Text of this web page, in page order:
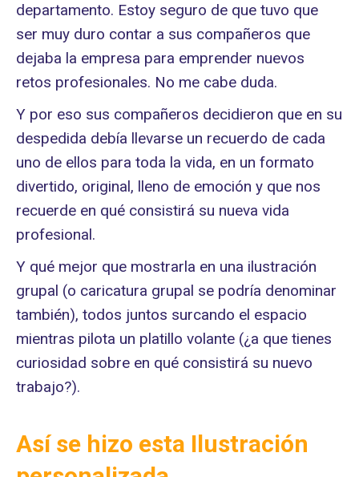
departamento. Estoy seguro de que tuvo que
ser muy duro contar a sus compañeros que
dejaba la empresa para emprender nuevos
retos profesionales. No me cabe duda.
Y por eso sus compañeros decidieron que en su
despedida debía llevarse un recuerdo de cada
uno de ellos para toda la vida, en un formato
divertido, original, lleno de emoción y que nos
recuerde en qué consistirá su nueva vida
profesional.
Y qué mejor que mostrarla en una ilustración
grupal (o caricatura grupal se podría denominar
también), todos juntos surcando el espacio
mientras pilota un platillo volante (¿a que tienes
curiosidad sobre en qué consistirá su nuevo
trabajo?).
Así se hizo esta Ilustración